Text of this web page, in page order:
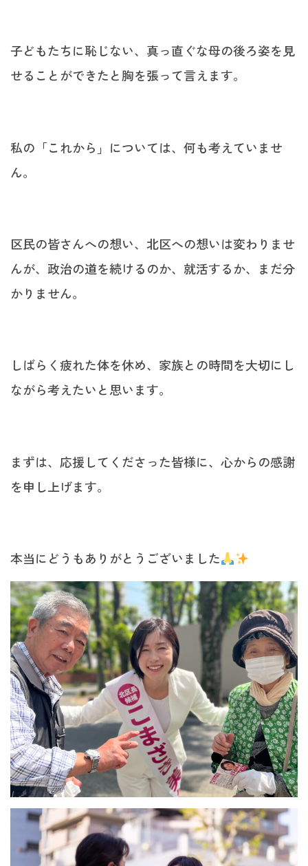
子どもたちに恥じない、真っ直ぐな母の後ろ姿を見
せることができたと胸を張って言えます。
私の「これから」については、何も考えていませ
ん。
区民の皆さんへの想い、北区への想いは変わりませ
んが、政治の道を続けるのか、就活するか、まだ分
かりません。
しばらく疲れた体を休め、家族との時間を大切にし
ながら考えたいと思います。
まずは、応援してくださった皆様に、心からの感謝
を申し上げます。
本当にどうもありがとうございました